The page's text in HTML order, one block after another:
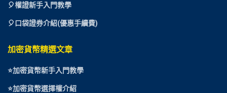
🎈權證新手入門教學
🎈口袋證券介紹(優惠手續費)
加密貨幣精選文章
⭐加密貨幣新手入門教學
⭐加密貨幣選擇權介紹